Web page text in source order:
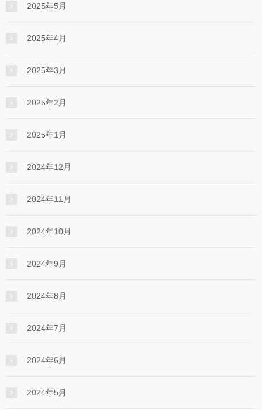
2025年5月
2025年4月
2025年3月
2025年2月
2025年1月
2024年12月
2024年11月
2024年10月
2024年9月
2024年8月
2024年7月
2024年6月
2024年5月